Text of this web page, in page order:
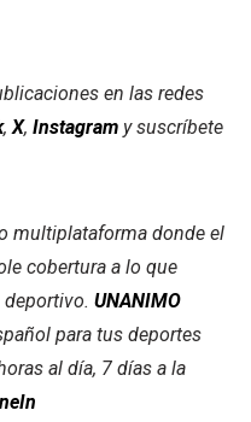
en las redes
,X, Instagram y suscríbete
multiplataforma donde el
cobertura a lo que
UNANIMO
para tus deportes
al día, 7 días a la